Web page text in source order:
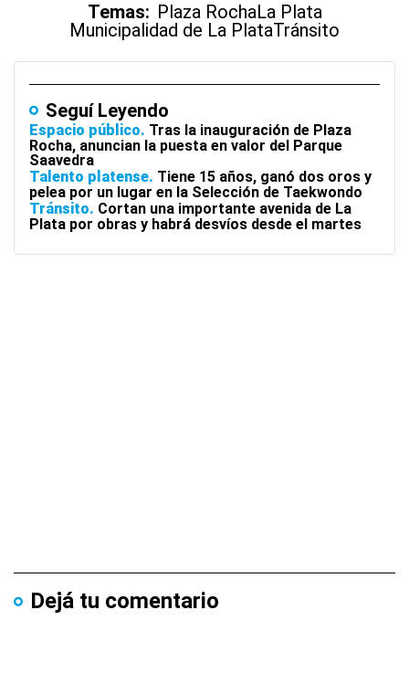
Temas: Plaza RochaLa Plata
Municipalidad de La PlataTránsito
Seguí Leyendo
Espacio público Tras la inauguración de Plaza
Rocha, anuncian la puesta en valor del Parque
Saavedra
Talento platense Tiene 15 años, ganó dos oros y
pelea por un lugar en la Selección de Taekwondo
Tránsito Cortan una importante avenida de La
Plata por obras y habrá desvíos desde el martes
Dejá tu comentario